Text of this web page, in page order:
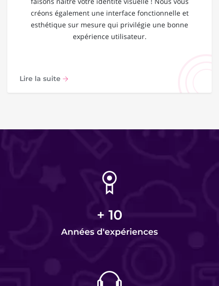
créons également une interface fonctionnelle et
esthétique sur mesure qui privilégie une bonne
expérience utilisateur.
Lire la suite
+ 10
Années d'expériences